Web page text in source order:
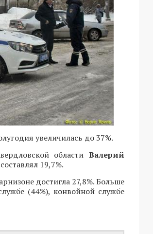
увеличилась до 37%.
области Валерий
19,7%.
достигла 27,8%. Больше
(44%), конвойной службе